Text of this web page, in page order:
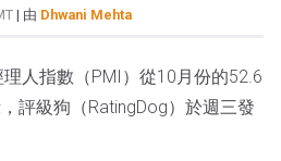
| 由 Dhwani Mehta
人指數（PMI）從10月份的52.6
評級狗（RatingDog）於週三發